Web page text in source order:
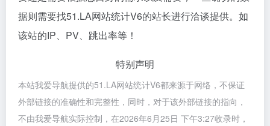
据则需要找51.LA网站统计V6的站长进行洽谈提供。如
该站的IP、PV、跳出率等！
特别声明
本站我爱导航提供的51.LA网站统计V6都来源于网络，不保证
外部链接的准确性和完整性，同时，对于该外部链接的指向，
不由我爱导航实际控制，在2026年6月25日 下午3:27收录时，